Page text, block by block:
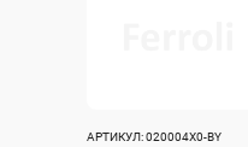
АРТИКУЛ: 020004X0-BY